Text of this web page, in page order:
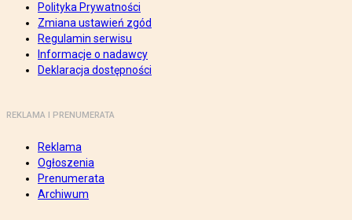
Polityka Prywatności
Zmiana ustawień zgód
Regulamin serwisu
Informacje o nadawcy
Deklaracja dostępności
REKLAMA I PRENUMERATA
Reklama
Ogłoszenia
Prenumerata
Archiwum